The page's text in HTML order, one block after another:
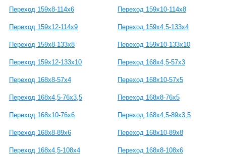
Переход 159х8-114х6 Переход 159х10-114х8
Переход 159х12-114х9 Переход 159х4,5-133х4
Переход 159х8-133х8 Переход 159х10-133х10
Переход 159х12-133х10 Переход 168х4,5-57х3
Переход 168х8-57х4 Переход 168х10-57х5
Переход 168х4,5-76х3,5 Переход 168х8-76х5
Переход 168х10-76х6 Переход 168х4,5-89х3,5
Переход 168х8-89х6 Переход 168х10-89х8
Переход 168х4,5-108х4 Переход 168х8-108х6